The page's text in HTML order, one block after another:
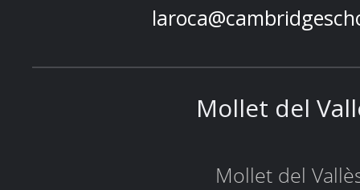
Mollet del
Mollet del